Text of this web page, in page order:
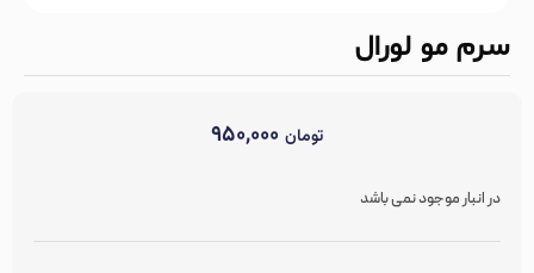
سرم مو لورال
تومان
در انبار موجود نمی باشد